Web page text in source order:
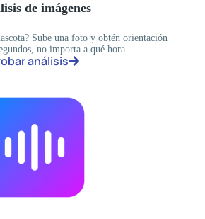
de imágenes
Sube una foto y obtén orientación
no importa a qué hora.
análisis